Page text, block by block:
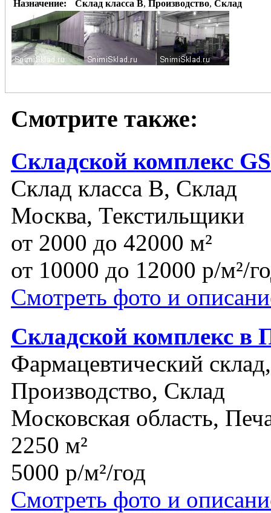
Назначение: Склад класса B, Производство, Склад
Смотрите также:
Складской комплекс
Склад класса B, Склад
Москва, Текстильщики
от 2000 до 42000 м²
от 10000 до 12000 р/м²/
Смотреть фото и
Складской комплекс в
Фармацевтический
Производство, Склад
Московская область,
2250 м²
5000 р/м²/год
Смотреть фото и